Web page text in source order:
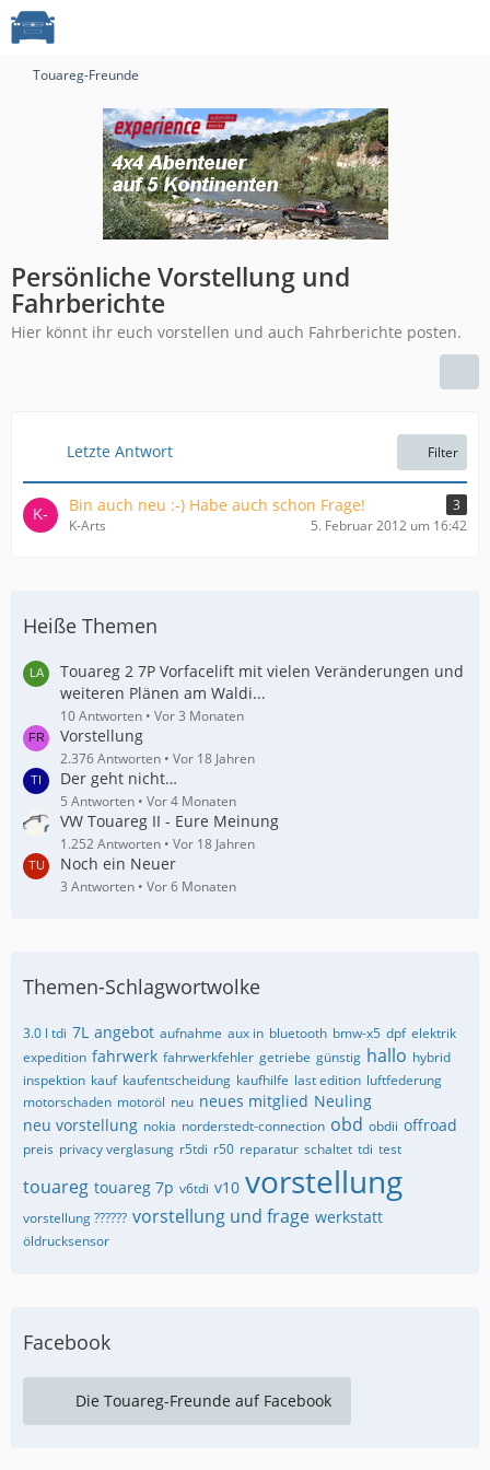
Touareg-Freunde
Persönliche Vorstellung und
Fahrberichte
Hier könnt ihr euch vorstellen und auch Fahrberichte posten.
Letzte Antwort Filter
Bin auch neu :-) Habe auch schon Frage!
3
K-Arts
5. Februar 2012 um 16:42
Heiße Themen
Touareg 2 7P Vorfacelift mit vielen Veränderungen und
weiteren Plänen am Waldi...
10 Antworten Vor 3 Monaten
Vorstellung
2.376 Antworten Vor 18 Jahren
Der geht nicht…
5 Antworten Vor 4 Monaten
VW Touareg II - Eure Meinung
1.252 Antworten Vor 18 Jahren
Noch ein Neuer
3 Antworten Vor 6 Monaten
Themen-Schlagwortwolke
3.0 l tdi 7L angebot aufnahme aux in bluetooth bmw-x5 dpf elektrik
expedition fahrwerk fahrwerkfehler getriebe günstig hallo hybrid
inspektion kauf kaufentscheidung kaufhilfe last edition luftfederung
motorschaden motoröl neu neues mitglied Neuling
neu vorstellung nokia norderstedt-connection obd obdii offroad
preis privacy verglasung r5tdi r50 reparatur schaltet tdi test
touareg touareg 7p v6tdi v10 vorstellung
vorstellung ?????? vorstellung und frage werkstatt
öldrucksensor
Facebook
Die Touareg-Freunde auf Facebook